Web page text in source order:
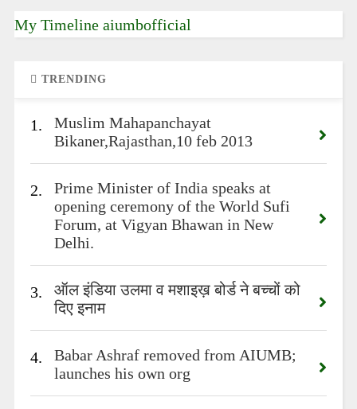
My Timeline aiumbofficial
TRENDING
1.
Muslim Mahapanchayat
Bikaner,Rajasthan,10 feb 2013
2.
Prime Minister of India speaks at
opening ceremony of the World Sufi
Forum, at Vigyan Bhawan in New
Delhi.
3.
ऑल इंडिया उलमा व मशाइख़ बोर्ड ने बच्चों को
दिए इनाम
4.
Babar Ashraf removed from AIUMB;
launches his own org